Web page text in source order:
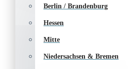
Berlin / Brandenburg
Hessen
Mitte
Niedersachsen & Bremen